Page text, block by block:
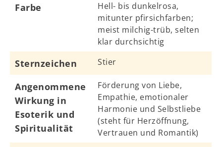
Farbe
Hell- bis dunkelrosa,
mitunter pfirsichfarben;
meist milchig-trüb, selten
klar durchsichtig
Sternzeichen Stier
Angenommene
Wirkung in
Esoterik und
Spiritualität
Förderung von Liebe,
Empathie, emotionaler
Harmonie und Selbstliebe
(steht für Herzöffnung,
Vertrauen und Romantik)